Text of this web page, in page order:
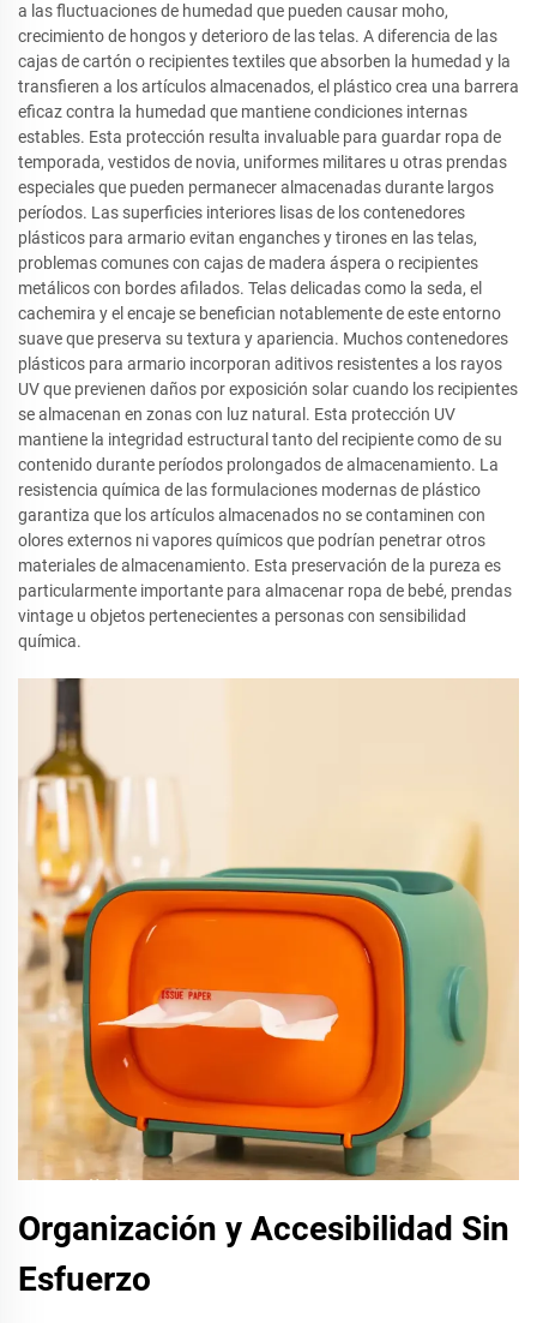
a las fluctuaciones de humedad que pueden causar moho,
crecimiento de hongos y deterioro de las telas. A diferencia de las
cajas de cartón o recipientes textiles que absorben la humedad y la
transfieren a los artículos almacenados, el plástico crea una barrera
eficaz contra la humedad que mantiene condiciones internas
estables. Esta protección resulta invaluable para guardar ropa de
temporada, vestidos de novia, uniformes militares u otras prendas
especiales que pueden permanecer almacenadas durante largos
períodos. Las superficies interiores lisas de los contenedores
plásticos para armario evitan enganches y tirones en las telas,
problemas comunes con cajas de madera áspera o recipientes
metálicos con bordes afilados. Telas delicadas como la seda, el
cachemira y el encaje se benefician notablemente de este entorno
suave que preserva su textura y apariencia. Muchos contenedores
plásticos para armario incorporan aditivos resistentes a los rayos
UV que previenen daños por exposición solar cuando los recipientes
se almacenan en zonas con luz natural. Esta protección UV
mantiene la integridad estructural tanto del recipiente como de su
contenido durante períodos prolongados de almacenamiento. La
resistencia química de las formulaciones modernas de plástico
garantiza que los artículos almacenados no se contaminen con
olores externos ni vapores químicos que podrían penetrar otros
materiales de almacenamiento. Esta preservación de la pureza es
particularmente importante para almacenar ropa de bebé, prendas
vintage u objetos pertenecientes a personas con sensibilidad
química.
Organización y Accesibilidad Sin
Esfuerzo